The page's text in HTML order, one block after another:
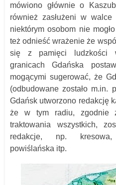
mówiono głównie o
również zasłużeni w
niektórym osobom nie
też odnieść wrażenie że
się z pamięci ludzkości
granicach Gdańska
mogącymi sugerować, że
(odbudowane zostało m.in.
Gdańsk utworzono redakcję
że w tym radiu, zgodnie
traktowania wszystkich,
redakcje, np. kresowa,
powiślańska itp.